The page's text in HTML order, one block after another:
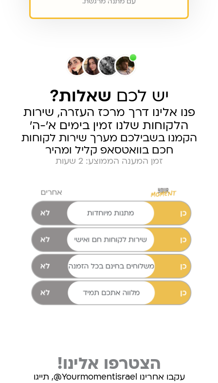
יש לכם שאלות?
פנו אלינו דרך מרכז העזרה, שירות
הלקוחות שלנו זמין בימים א׳-ה׳
הקמנו בשבילכם מערך שירות לקוחות
חכם בוואטסאפ קליל ומהיר
זמן המענה הממוצע: 2 שעות
הצטרפו אלינו!
עקבו אחרינו Yourmomentisrael@, תייגו